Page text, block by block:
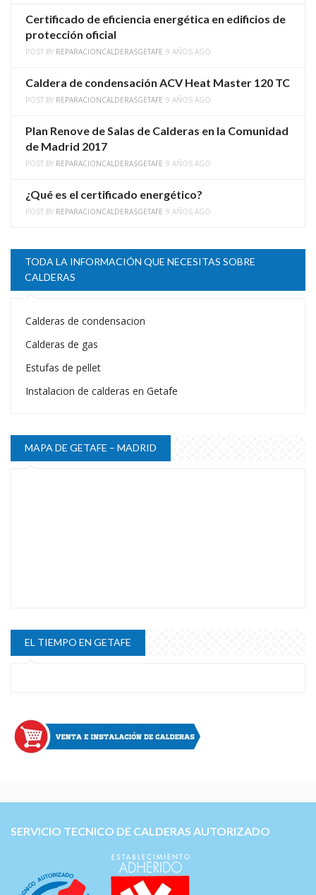
Certificado de eficiencia energética en edificios de
protección oficial
POST BY REPARACIONCALDERASGETAFE 9 AÑOS AGO
Caldera de condensación ACV Heat Master 120 TC
POST BY REPARACIONCALDERASGETAFE 9 AÑOS AGO
Plan Renove de Salas de Calderas en la Comunidad
de Madrid 2017
POST BY REPARACIONCALDERASGETAFE 9 AÑOS AGO
¿Qué es el certificado energético?
POST BY REPARACIONCALDERASGETAFE 9 AÑOS AGO
TODA LA INFORMACIÓN QUE NECESITAS SOBRE
CALDERAS
Calderas de condensacion
Calderas de gas
Estufas de pellet
Instalacion de calderas en Getafe
MAPA DE GETAFE – MADRID
EL TIEMPO EN GETAFE
SERVICIO TECNICO DE CALDERAS AUTORIZADO